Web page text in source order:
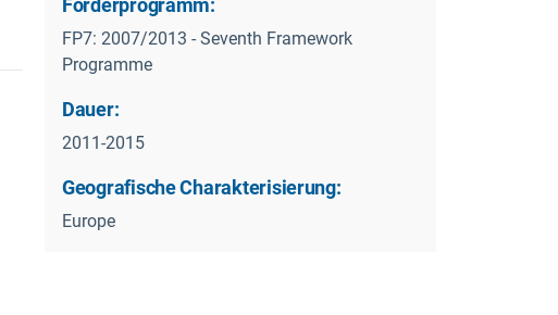
FP7: 2007/2013 - Seventh Framework
Programme
Dauer:
2011-2015
Geografische Charakterisierung:
Europe